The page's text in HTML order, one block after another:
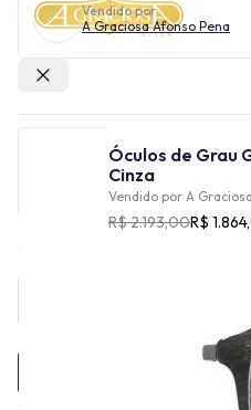
Vendido por
A Graciosa Afonso Pena
Óculos de Grau
Cinza
Vendido por A
R$ 2.193,00R$